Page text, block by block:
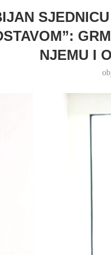
NJEMU I